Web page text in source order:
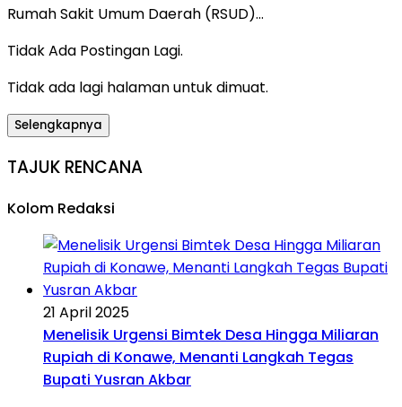
Rumah Sakit Umum Daerah (RSUD)…
Tidak Ada Postingan Lagi.
Tidak ada lagi halaman untuk dimuat.
Selengkapnya
TAJUK RENCANA
Kolom Redaksi
21 April 2025
Menelisik Urgensi Bimtek Desa Hingga Miliaran
Rupiah di Konawe, Menanti Langkah Tegas
Bupati Yusran Akbar